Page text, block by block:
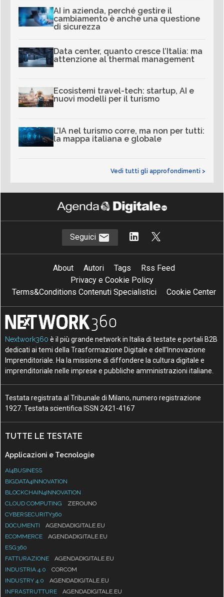
AI in azienda, perché gestire il
cambiamento è anche una questione
di sicurezza
Data center, quanto cresce l’Italia: ma
attenzione al thermal management
Ecosistemi travel-tech: startup, AI e
nuovi modelli per il turismo
L’IA nel turismo corre, ma non per tutti:
la mappa italiana e globale
Vedi tutti gli approfondimenti >
Seguici
About Autori Tags
Rss Feed
Privacy e Cookie Policy
Terms&Conditions Contenuti Specialistici
Cookie Center
Nextwork360 è il più grande network in Italia di testate e portali B2B
dedicati ai temi della Trasformazione Digitale e dell’Innovazione
Imprenditoriale. Ha la missione di diffondere la cultura digitale e
imprenditoriale nelle imprese e pubbliche amministrazioni italiane.
Testata registrata al Tribunale di Milano, numero registrazione
1927. Testata scientifica ISSN 2421-4167
TUTTE LE TESTATE
Applicazioni e Tecnologie
AI4BUSINESS
BIGDATA4INNOVATION
BLOCKCHAIN4INNOVATION
CLOUD COMPUTING
ZEROUNO
CYBERSECURITY360
DOCUMENTI
AGENDADIGITALE.EU
ECOMMERCE
AGENDADIGITALE.EU
ESG360
FATTURAZIONE
AGENDADIGITALE.EU
INDUSTRIA 4.0
CORCOM
INDUSTRY 4.0
AGENDADIGITALE.EU
INFRASTRUTTURE
AGENDADIGITALE.EU